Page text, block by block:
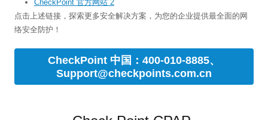
CheckPoint 官方网站 2
点击上述链接，探索更多安全解决方案，为您的企业提供最全面的网
络安全防护！
CheckPoint 中国：400-010-8885、
Support@checkpoints.com.cn